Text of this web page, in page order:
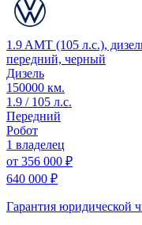
1.9 AMT (105 л.с.),
передний, черный
Дизель
150000 км.
1.9 / 105 л.с.
Передний
Робот
1 владелец
от 356 000 ₽
640 000 ₽
Гарантия юридической